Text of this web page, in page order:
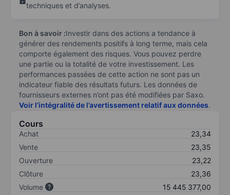
techniques et d’analyses.
Bon à savoir :Investir dans des actions a tendance à
générer des rendements positifs à long terme, mais cela
comporte également des risques. Vous pouvez perdre
une partie ou la totalité de votre investissement. Les
performances passées de cette action ne sont pas un
indicateur fiable des résultats futurs. Les données de
fournisseurs externes n’ont pas été modifiées par Saxo.
Voir l’intégralité de l’avertissement relatif aux données.
Cours
Achat
23,34
Vente
23,35
Ouverture
23,22
Clôture
23,36
Volume
15 445 377,00